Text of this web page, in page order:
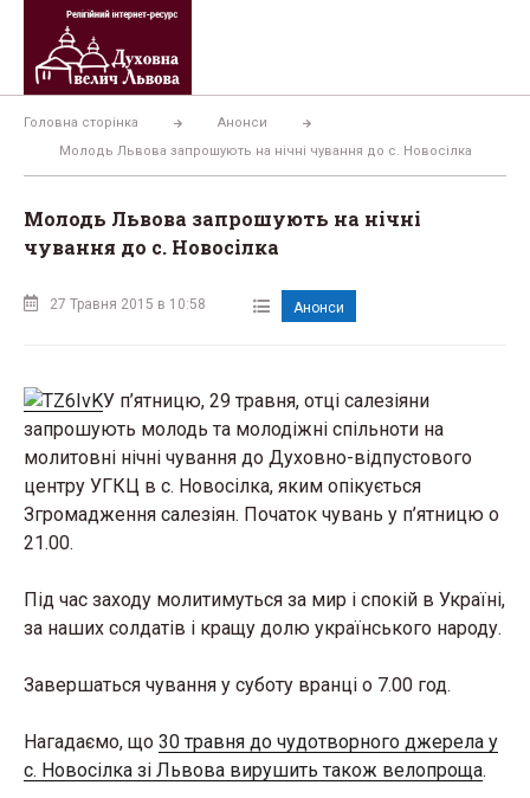
Перейти
вмісту
Головна сторінка
Анонси
Молодь Львова запрошують на нічні чування до с. Новосілка
Молодь Львова запрошують на нічні
чування до с. Новосілка
27 Травня 2015 в 10:58 Анонси
У п’ятницю, 29 травня, отці салезіяни
запрошують молодь та молодіжні спільноти на
молитовні нічні чування до Духовно-відпустового
центру УГКЦ в с. Новосілка, яким опікується
Згромадження салезіян. Початок чувань у п’ятницю о
21.00.
Під час заходу молитимуться за мир і спокій в Україні,
за наших солдатів і кращу долю українського народу.
Завершаться чування у суботу вранці о 7.00 год.
Нагадаємо, що 30 травня до чудотворного джерела у
с. Новосілка зі Львова вирушить також велопроща.